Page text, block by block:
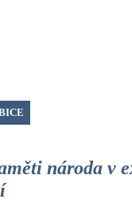
národa v